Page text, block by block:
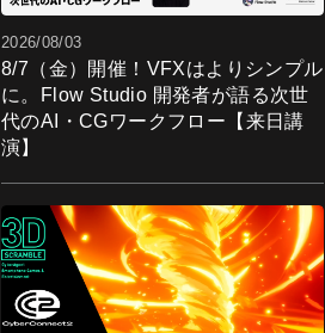
2026/08/03
8/7（金）開催！VFXはよりシンプル
に。Flow Studio 開発者が語る次世
代のAI・CGワークフロー【来日講
演】